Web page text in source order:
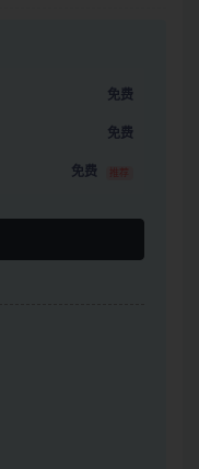
免费
免费
免费 推荐